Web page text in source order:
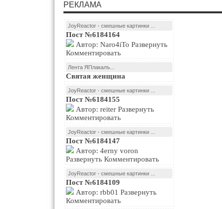
РЕКЛАМА
JoyReactor - смешные картинки ...
Пост №6184164
Комментировать
Лента ЯПлакалъ...
Святая женщина
JoyReactor - смешные картинки ...
Пост №6184155
Комментировать
JoyReactor - смешные картинки ...
Пост №6184147
Развернуть Комментировать
JoyReactor - смешные картинки ...
Пост №6184109
Комментировать